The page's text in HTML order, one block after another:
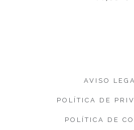
AVISO
POLÍTICA DE
POLÍTICA DE